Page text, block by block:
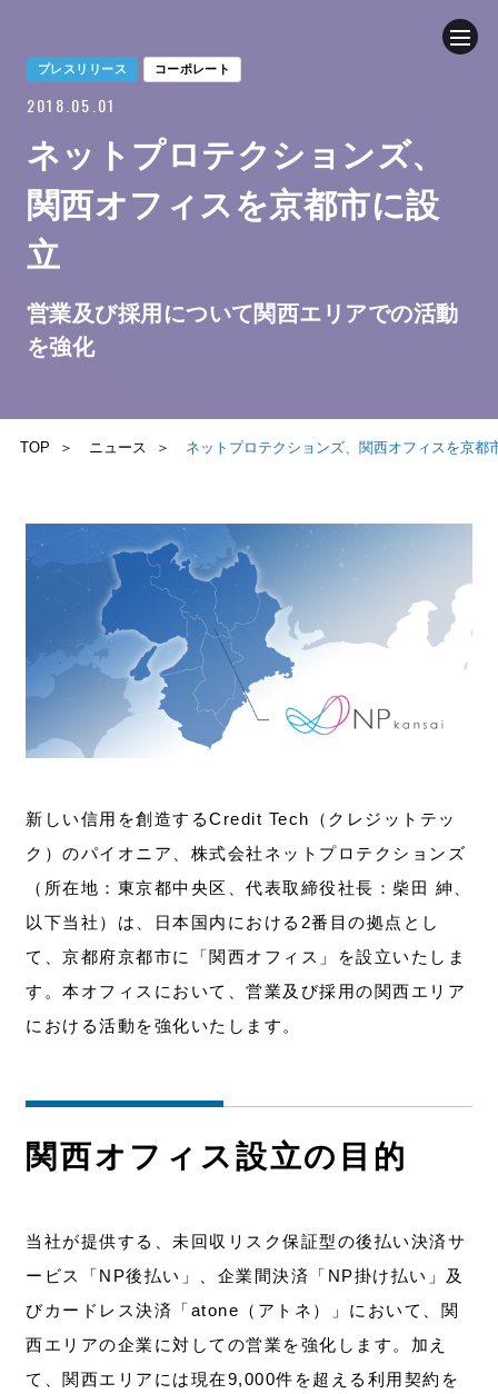
企業情報
ニュース
事業内容
サステナビリティ
IR（投資家情報）
プレスリリース コーポレート
2018.05.01
ネットプロテクションズ、
関西オフィスを京都市に設
立
営業及び採用について関西エリアでの活動
を強化
TOP ニュース ネットプロテクションズ、関西オフィスを京都
新しい信用を創造するCredit Tech（クレジットテッ
ク）のパイオニア、株式会社ネットプロテクションズ
（所在地：東京都中央区、代表取締役社長：柴田 紳、
以下当社）は、日本国内における2番目の拠点とし
て、京都府京都市に「関西オフィス」を設立いたしま
す。本オフィスにおいて、営業及び採用の関西エリア
における活動を強化いたします。
関西オフィス設立の目的
当社が提供する、未回収リスク保証型の後払い決済サ
ービス「NP後払い」、企業間決済「NP掛け払い」及
びカードレス決済「atone（アトネ）」において、関
西エリアの企業に対しての営業を強化します。加え
て、関西エリアには現在9,000件を超える利用契約を